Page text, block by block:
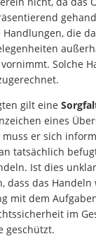
die
Solche
gilt eine
eines
er sich
tatsächlich
Ist dies
dass das
mit dem
im
geschützt.